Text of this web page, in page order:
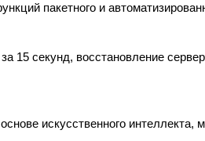
пакетного и
15 секунд, восстановление
искусственного